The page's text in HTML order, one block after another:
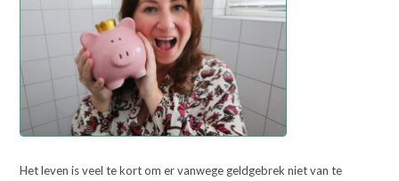
Het leven is veel te kort om er vanwege geldgebrek niet van te